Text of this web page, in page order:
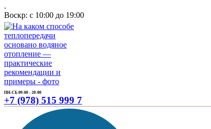
.
Воскр: с 10:00 до 19:00
ПН-СБ 09:00 - 20:00
+7 (978) 515 999 7